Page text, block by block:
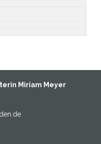
Miriam Meyer